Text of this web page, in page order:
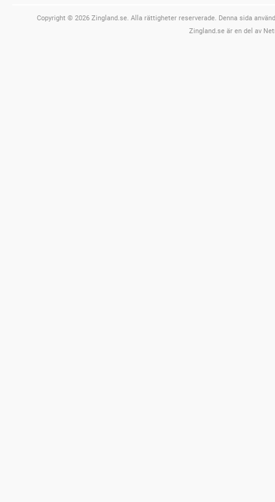
Copyright © 2026 Zingland.se. Alla rättigheter reserverade. Denna sida
Zingland.se är en del av